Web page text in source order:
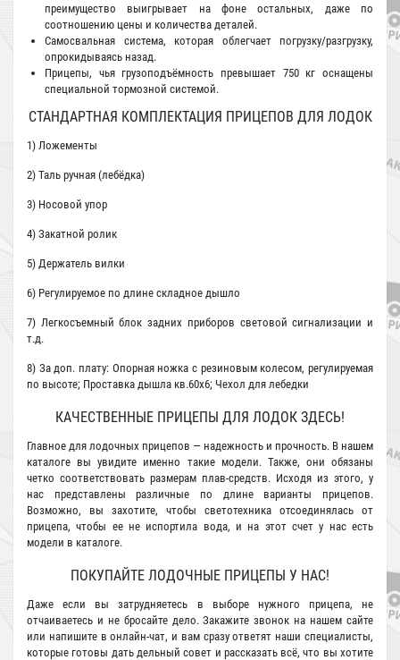
преимущество выигрывает на фоне остальных, даже по
соотношению цены и количества деталей.
Самосвальная система, которая облегчает погрузку/разгрузку,
опрокидываясь назад.
Прицепы, чья грузоподъёмность превышает 750 кг оснащены
специальной тормозной системой.
СТАНДАРТНАЯ КОМПЛЕКТАЦИЯ ПРИЦЕПОВ ДЛЯ ЛОДОК
1) Ложементы
2) Таль ручная (лебёдка)
3) Носовой упор
4) Закатной ролик
5) Держатель вилки
6) Регулируемое по длине складное дышло
7) Легкосъемный блок задних приборов световой сигнализации и
т.д.
8) За доп. плату: Опорная ножка с резиновым колесом, регулируемая
по высоте; Проставка дышла кв.60х6; Чехол для лебедки
КАЧЕСТВЕННЫЕ ПРИЦЕПЫ ДЛЯ ЛОДОК ЗДЕСЬ!
Главное для лодочных прицепов — надежность и прочность. В нашем
каталоге вы увидите именно такие модели. Также, они обязаны
четко соответствовать размерам плав-средств. Исходя из этого, у
нас представлены различные по длине варианты прицепов.
Возможно, вы захотите, чтобы светотехника отсоединялась от
прицепа, чтобы ее не испортила вода, и на этот счет у нас есть
модели в каталоге.
ПОКУПАЙТЕ ЛОДОЧНЫЕ ПРИЦЕПЫ У НАС!
Даже если вы затрудняетесь в выборе нужного прицепа, не
отчаиваетесь и не бросайте дело. Закажите звонок на нашем сайте
или напишите в онлайн-чат, и вам сразу ответят наши специалисты,
которые готовы дать дельный совет и рассказать всё, что вы хотите